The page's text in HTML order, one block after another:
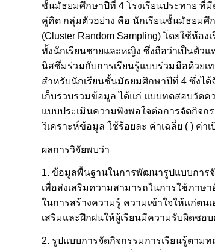
ชั้นมัธยมศึกษาปีที่ 4 โรงเรียนประทาย ที่
คู่คิด กลุ่มตัวอย่าง คือ นักเรียนชั้นมัธยมศึ
(Cluster Random Sampling) โดยใช้ห้อ
ทั้งนักเรียนชายและหญิง ซึ่งถือว่าเป็นตัว
นิสซึ่มร่วมกับการเรียนรู้แบบร่วมมือด้วยเ
สำหรับนักเรียนชั้นมัธยมศึกษาปีที่ 4 ซึ่งได้
เก็บรวบรวมข้อมูล ได้แก่ แบบทดสอบวัด
แบบประเมินความพึงพอใจต่อการจัดกิจ
วิเคราะห์ข้อมูล ใช้ร้อยละ ค่าเฉลี่ย ( ) ค่า
ผลการวิจัยพบว่า
1. ข้อมูลพื้นฐานในการพัฒนารูปแบบการ
เพื่อส่งเสริมความสามารถในการใช้ภาษ
ในการสร้างความรู้ ความเข้าใจให้แก่ตน
เสริมและฝึกฝนให้ผู้เรียนมีความรับผิดช
2. รูปแบบการจัดกิจกรรมการเรียนรู้ตา